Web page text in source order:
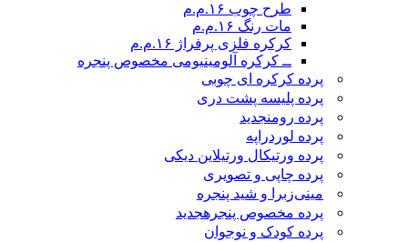
طرح چوب ۱۶.م.م
مات رنگ ۱۶.م.م
کرکره فلزی پرفراژ ۱۶.م.م
ــ کرکره آلومینیومی مخصوص پنجره
پرده کرکره ای چوبی
پرده پلیسه پشت دری
پرده رومنجدید
پرده لوردراپه
پرده ورتیکال ورتیلاین دیکی
پرده چاپی و تصویری
مینی‌زبرا و شید پنجره
پرده مخصوص پنجرهجدید
پرده کودک و نوجوان